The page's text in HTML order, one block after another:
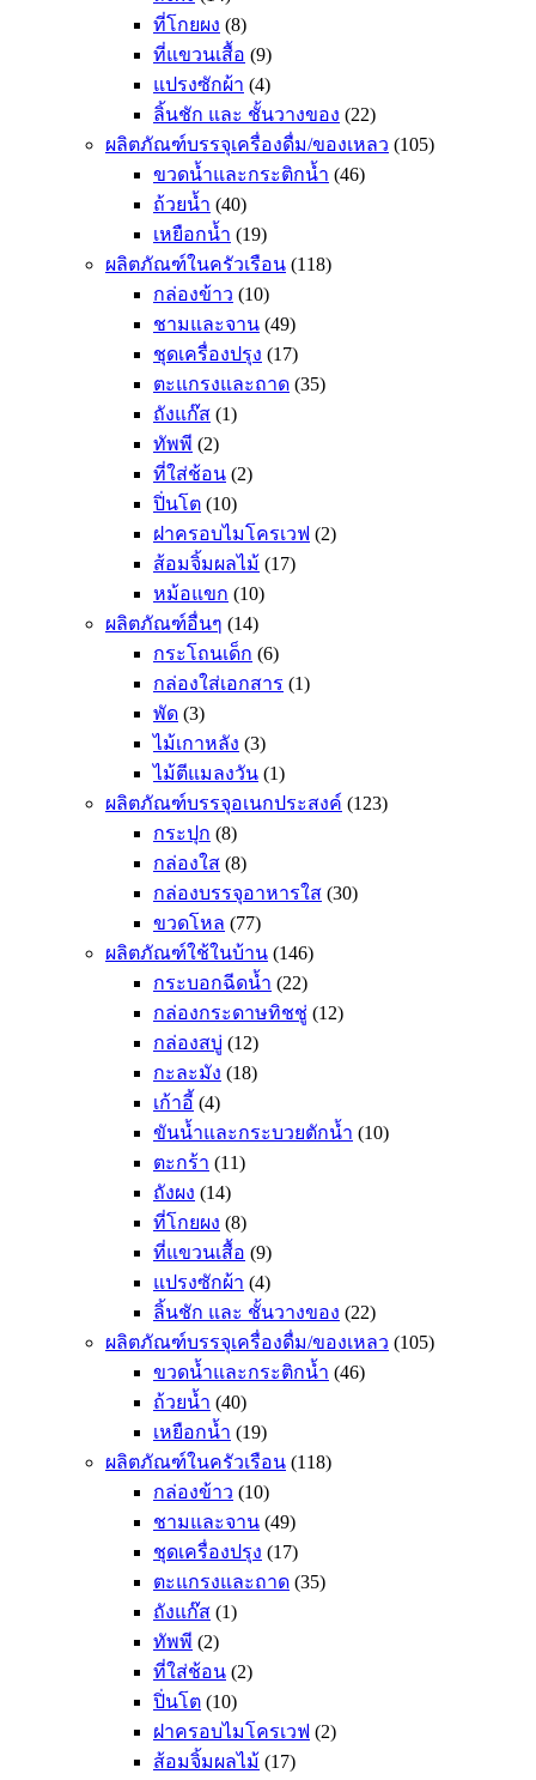
ที่โกยผง (8)
ที่แขวนเสื้อ (9)
แปรงซักผ้า (4)
ลิ้นชัก และ ชั้นวางของ (22)
ผลิตภัณฑ์บรรจุเครื่องดื่ม/ของเหลว (105)
ขวดน้ำและกระติกน้ำ (46)
ถ้วยน้ำ (40)
เหยือกน้ำ (19)
ผลิตภัณฑ์ในครัวเรือน (118)
กล่องข้าว (10)
ชามและจาน (49)
ชุดเครื่องปรุง (17)
ตะแกรงและถาด (35)
ถังแก๊ส (1)
ทัพพี (2)
ที่ใส่ช้อน (2)
ปิ่นโต (10)
ฝาครอบไมโครเวฟ (2)
ส้อมจิ้มผลไม้ (17)
หม้อแขก (10)
ผลิตภัณฑ์อื่นๆ (14)
กระโถนเด็ก (6)
กล่องใส่เอกสาร (1)
พัด (3)
ไม้เกาหลัง (3)
ไม้ตีแมลงวัน (1)
ผลิตภัณฑ์บรรจุอเนกประสงค์ (123)
กระปุก (8)
กล่องใส (8)
กล่องบรรจุอาหารใส (30)
ขวดโหล (77)
ผลิตภัณฑ์ใช้ในบ้าน (146)
กระบอกฉีดน้ำ (22)
กล่องกระดาษทิชชู่ (12)
กล่องสบู่ (12)
กะละมัง (18)
เก้าอี้ (4)
ขันน้ำและกระบวยตักน้ำ (10)
ตะกร้า (11)
ถังผง (14)
ที่โกยผง (8)
ที่แขวนเสื้อ (9)
แปรงซักผ้า (4)
ลิ้นชัก และ ชั้นวางของ (22)
ผลิตภัณฑ์บรรจุเครื่องดื่ม/ของเหลว (105)
ขวดน้ำและกระติกน้ำ (46)
ถ้วยน้ำ (40)
เหยือกน้ำ (19)
ผลิตภัณฑ์ในครัวเรือน (118)
กล่องข้าว (10)
ชามและจาน (49)
ชุดเครื่องปรุง (17)
ตะแกรงและถาด (35)
ถังแก๊ส (1)
ทัพพี (2)
ที่ใส่ช้อน (2)
ปิ่นโต (10)
ฝาครอบไมโครเวฟ (2)
ส้อมจิ้มผลไม้ (17)